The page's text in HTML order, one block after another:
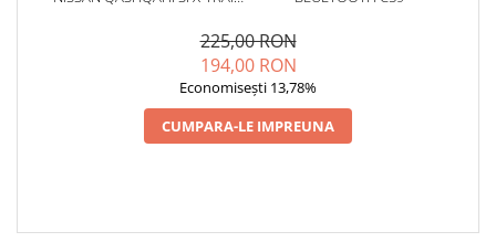
225,00 RON
194,00 RON
Economisești 13,78%
CUMPARA-LE IMPREUNA